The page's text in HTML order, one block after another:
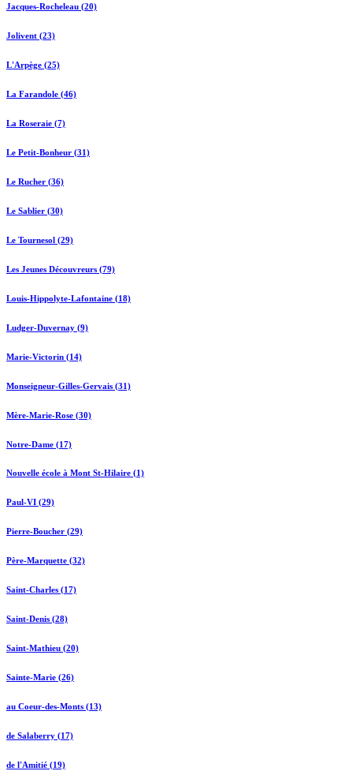
Jacques-Rocheleau (20)
Jolivent (23)
L'Arpège (25)
La Farandole (46)
La Roseraie (7)
Le Petit-Bonheur (31)
Le Rucher (36)
Le Sablier (30)
Le Tournesol (29)
Les Jeunes Découvreurs (79)
Louis-Hippolyte-Lafontaine (18)
Ludger-Duvernay (9)
Marie-Victorin (14)
Monseigneur-Gilles-Gervais (31)
Mère-Marie-Rose (30)
Notre-Dame (17)
Nouvelle école à Mont St-Hilaire (1)
Paul-VI (29)
Pierre-Boucher (29)
Père-Marquette (32)
Saint-Charles (17)
Saint-Denis (28)
Saint-Mathieu (20)
Sainte-Marie (26)
au Coeur-des-Monts (13)
de Salaberry (17)
de l'Amitié (19)